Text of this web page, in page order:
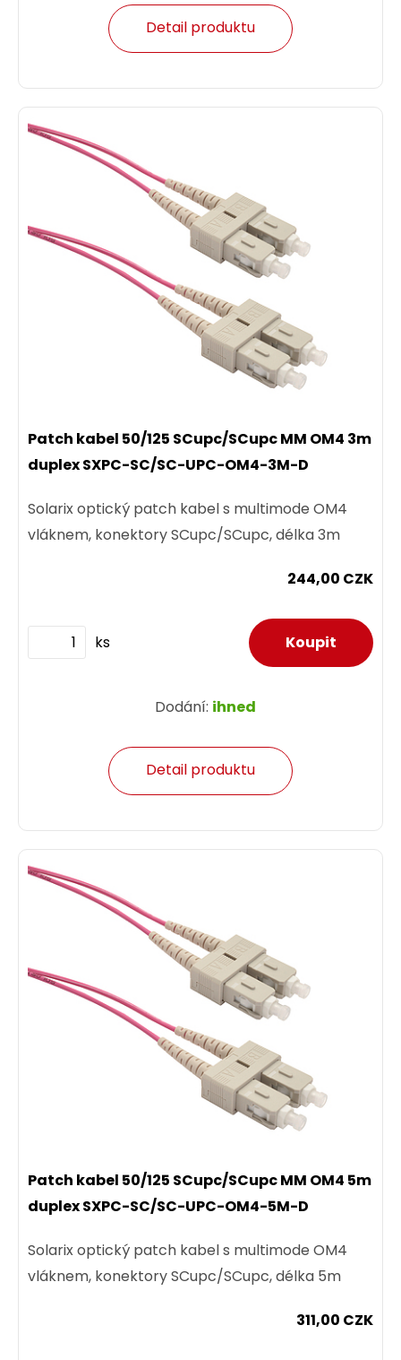
Detail produktu
Patch kabel 50/125 SCupc/SCupc MM OM4 3m
duplex SXPC-SC/SC-UPC-OM4-3M-D
Solarix optický patch kabel s multimode OM4
vláknem, konektory SCupc/SCupc, délka 3m
244,00 CZK
ks
Dodání: ihned
Detail produktu
Patch kabel 50/125 SCupc/SCupc MM OM4 5m
duplex SXPC-SC/SC-UPC-OM4-5M-D
Solarix optický patch kabel s multimode OM4
vláknem, konektory SCupc/SCupc, délka 5m
311,00 CZK